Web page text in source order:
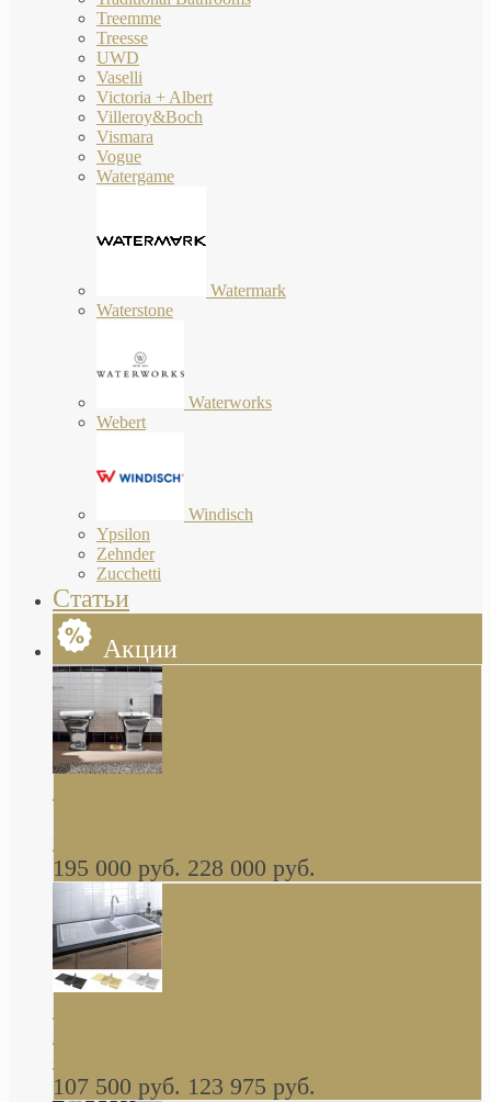
Treemme
Treesse
UWD
Vaselli
Victoria + Albert
Villeroy&Boch
Vismara
Vogue
Watergame
Watermark
Waterstone
Waterworks
Webert
Windisch
Ypsilon
Zehnder
Zucchetti
Статьи
Акции
Butterfly Scarabeo КОМПЛЕКТ санфаянса
глянцевая платина В НАЛИЧИИ
195 000 руб. 228 000 руб.
керамическая мойка 1160 x 510 мм белая,
серая, черная, бежевая В НАЛИЧИИ
107 500 руб. 123 975 руб.